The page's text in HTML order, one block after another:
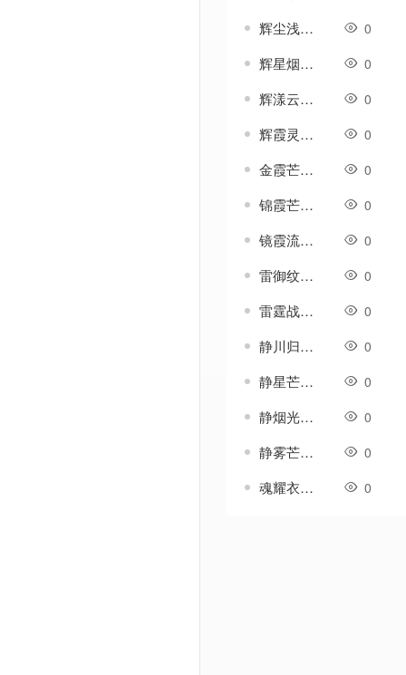
辉尘浅-传奇衣服素材 0
辉星烟-传奇衣服素材 0
辉漾云-传奇衣服素材 0
辉霞灵-传奇衣服素材 0
金霞芒-传奇衣服素材 0
锦霞芒-传奇衣服素材 0
镜霞流-传奇衣服素材 0
雷御纹-传奇衣服素材 0
雷霆战袍-传奇衣服素材 0
静川归雁衣服-传奇衣服素材 0
静星芒-传奇衣服素材 0
静烟光-传奇衣服素材 0
静雾芒-传奇衣服素材 0
魂耀衣服-传奇衣服素材 0